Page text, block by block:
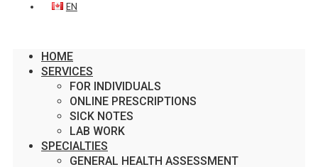
EN
HOME
SERVICES
FOR INDIVIDUALS
ONLINE PRESCRIPTIONS
SICK NOTES
LAB WORK
SPECIALTIES
GENERAL HEALTH ASSESSMENT